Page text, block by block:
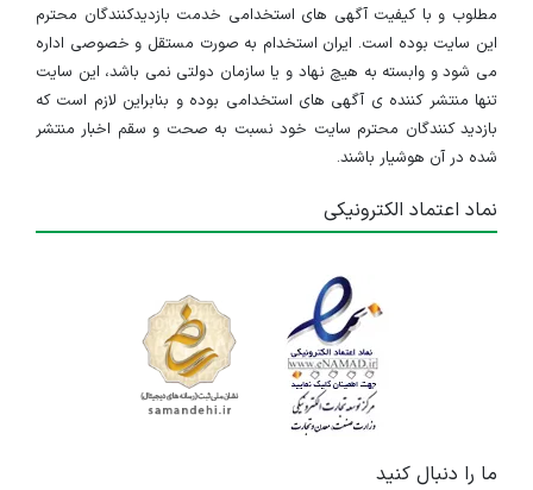
مطلوب و با کیفیت آگهی های استخدامی خدمت بازدیدکنندگان محترم
این سایت بوده است. ایران استخدام به صورت مستقل و خصوصی اداره
می شود و وابسته به هیچ نهاد و یا سازمان دولتی نمی باشد، این سایت
تنها منتشر کننده ی آگهی های استخدامی بوده و بنابراین لازم است که
بازدید کنندگان محترم سایت خود نسبت به صحت و سقم اخبار منتشر
شده در آن هوشیار باشند.
نماد اعتماد الکترونیکی
ما را دنبال کنید